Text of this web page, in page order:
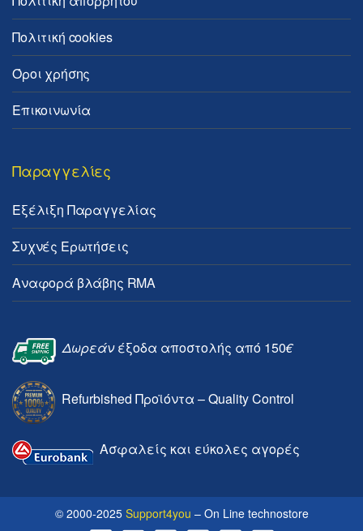
Πολιτική cookies
Όροι χρήσης
Επικοινωνία
Παραγγελίες
Εξέλιξη Παραγγελίας
Συχνές Ερωτήσεις
Αναφορά βλάβης RMA
Δωρεάνέξοδα αποστολής από 150€
Refurbished Προϊόντα – Quality Control
Ασφαλείς και εύκολες αγορές
© 2000-2025 Support4you – On Line technostore